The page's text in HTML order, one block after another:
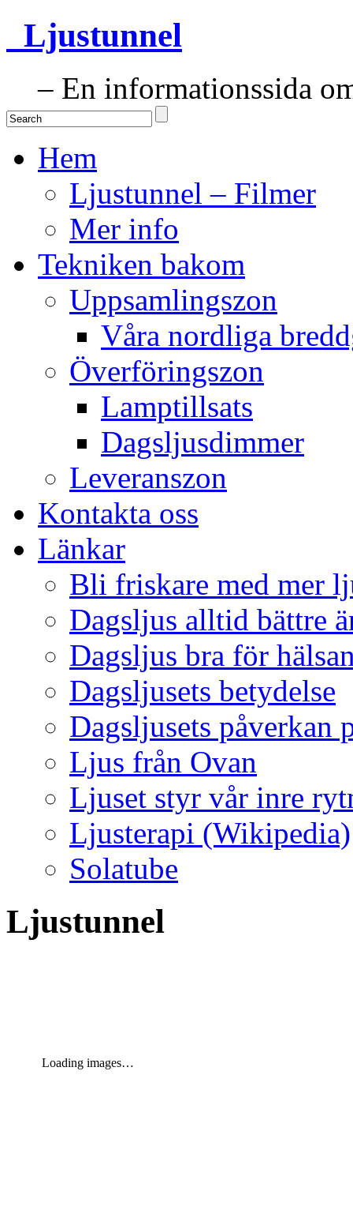
Ljustunnel
– En informationssida
Hem
Ljustunnel – Filmer
Mer info
Tekniken bakom
Uppsamlingszon
Våra nordliga
Överföringszon
Lamptillsats
Dagsljusdimmer
Leveranszon
Kontakta oss
Länkar
Bli friskare med mer
Dagsljus alltid bättre
Dagsljus bra för
Dagsljusets betydelse
Dagsljusets påverkan
Ljus från Ovan
Ljuset styr vår inre
Ljusterapi (Wikipedia)
Solatube
Ljustunnel
Loading images…